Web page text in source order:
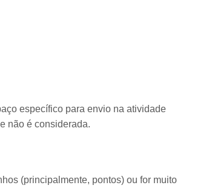
específico para envio na atividade
não é considerada.
(principalmente, pontos) ou for muito